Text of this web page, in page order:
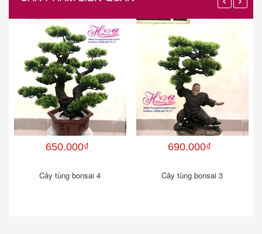
650.000₫
Cây tùng bonsai 4
690.000₫
Cây tùng bonsai 3